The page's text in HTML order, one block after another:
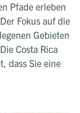
Pfade erleben
Fokus auf die
Gebieten
Costa Rica
dass Sie eine